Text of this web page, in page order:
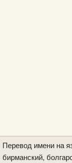
Перевод имени на
бирманский,